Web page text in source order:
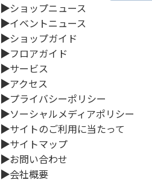
▶ショップニュース
▶イベントニュース
▶ショップガイド
▶フロアガイド
▶サービス
▶アクセス
▶プライバシーポリシー
▶ソーシャルメディアポリシー
▶サイトのご利用に当たって
▶サイトマップ
▶お問い合わせ
▶会社概要